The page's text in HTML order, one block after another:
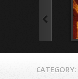
CATEGORY: